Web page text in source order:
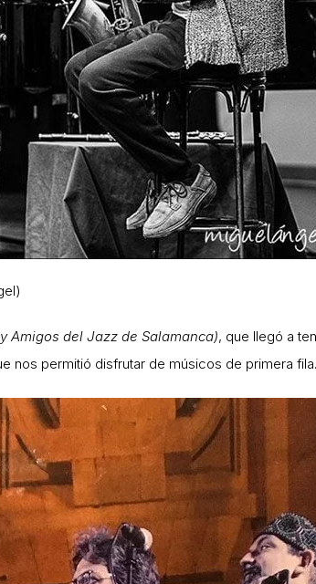
Amigos del Jazz de Salamanca), que llegó a
nos permitió disfrutar de músicos de primera fila.